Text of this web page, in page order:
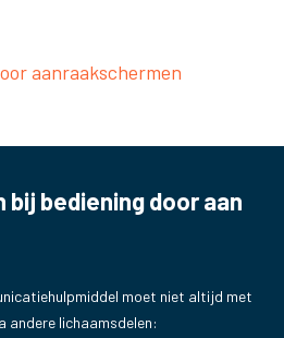
aanraakschermen
bediening door aan
moet niet altijd met
andere lichaamsdelen: